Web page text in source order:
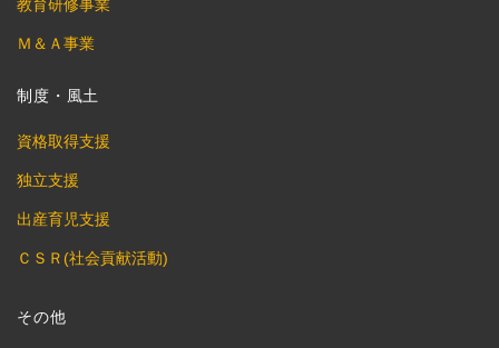
教育研修事業
Ｍ＆Ａ事業
制度・風土
資格取得支援
独立支援
出産育児支援
ＣＳＲ(社会貢献活動)
その他